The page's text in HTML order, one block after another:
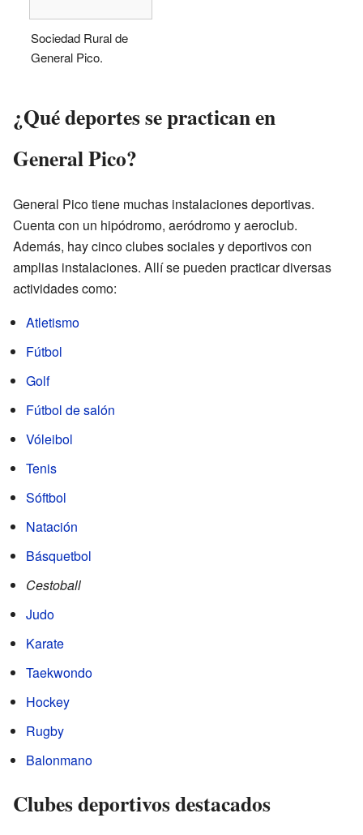
Sociedad Rural de
General Pico.
¿Qué deportes se practican en
General Pico?
General Pico tiene muchas instalaciones deportivas.
Cuenta con un hipódromo, aeródromo y aeroclub.
Además, hay cinco clubes sociales y deportivos con
amplias instalaciones. Allí se pueden practicar diversas
actividades como:
Atletismo
Fútbol
Golf
Fútbol de salón
Vóleibol
Tenis
Sóftbol
Natación
Básquetbol
Cestoball
Judo
Karate
Taekwondo
Hockey
Rugby
Balonmano
Clubes deportivos destacados